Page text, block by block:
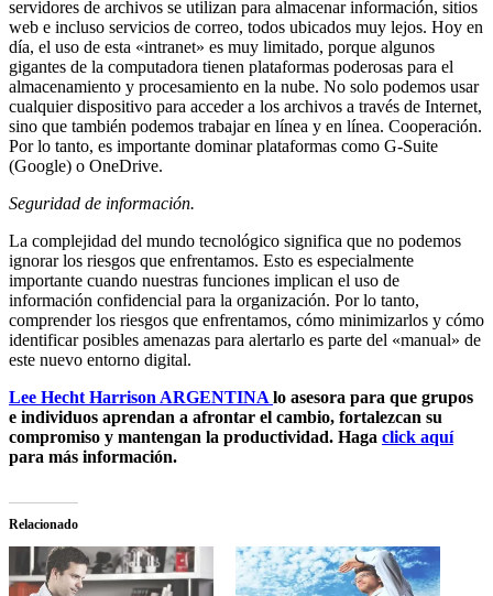
servidores de archivos se utilizan para almacenar información, sitios
web e incluso servicios de correo, todos ubicados muy lejos. Hoy en
día, el uso de esta «intranet» es muy limitado, porque algunos
gigantes de la computadora tienen plataformas poderosas para el
almacenamiento y procesamiento en la nube. No solo podemos usar
cualquier dispositivo para acceder a los archivos a través de Internet,
sino que también podemos trabajar en línea y en línea. Cooperación.
Por lo tanto, es importante dominar plataformas como G-Suite
(Google) o OneDrive.
Seguridad de información.
La complejidad del mundo tecnológico significa que no podemos
ignorar los riesgos que enfrentamos. Esto es especialmente
importante cuando nuestras funciones implican el uso de
información confidencial para la organización. Por lo tanto,
comprender los riesgos que enfrentamos, cómo minimizarlos y cómo
identificar posibles amenazas para alertarlo es parte del «manual» de
este nuevo entorno digital.
Lee Hecht Harrison ARGENTINA lo asesora para que grupos
e individuos aprendan a afrontar el cambio, fortalezcan su
compromiso y mantengan la productividad. Haga click aquí
para más información.
Relacionado